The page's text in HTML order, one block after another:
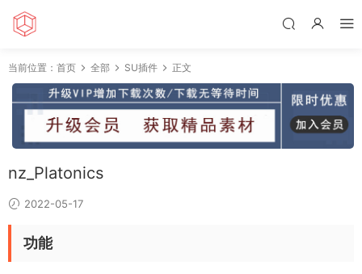
当前位置： 首页 全部 SU插件 正文
nz_Platonics
2022-05-17
功能